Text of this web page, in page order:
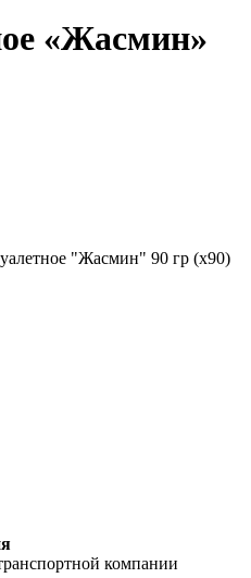
«Жасмин»
"Жасмин" 90 гр (х90)
компании